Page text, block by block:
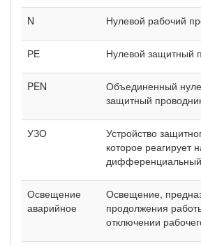
N Нулевой рабочий
РЕ Нулевой защитный
PEN
Объединенный
защитный
УЗО
Устройство
которое реагирует
дифференциальный
Освещение
аварийное
Освещение,
продолжения
отключении